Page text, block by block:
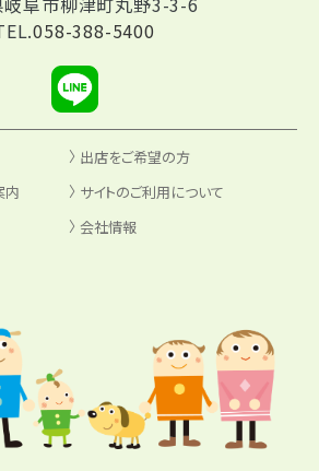
058-388-5400
出店をご希望の方
内
サイトのご利用について
会社情報